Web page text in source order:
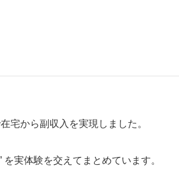
宅から副収入を実現しました。
実体験を交えてまとめています。